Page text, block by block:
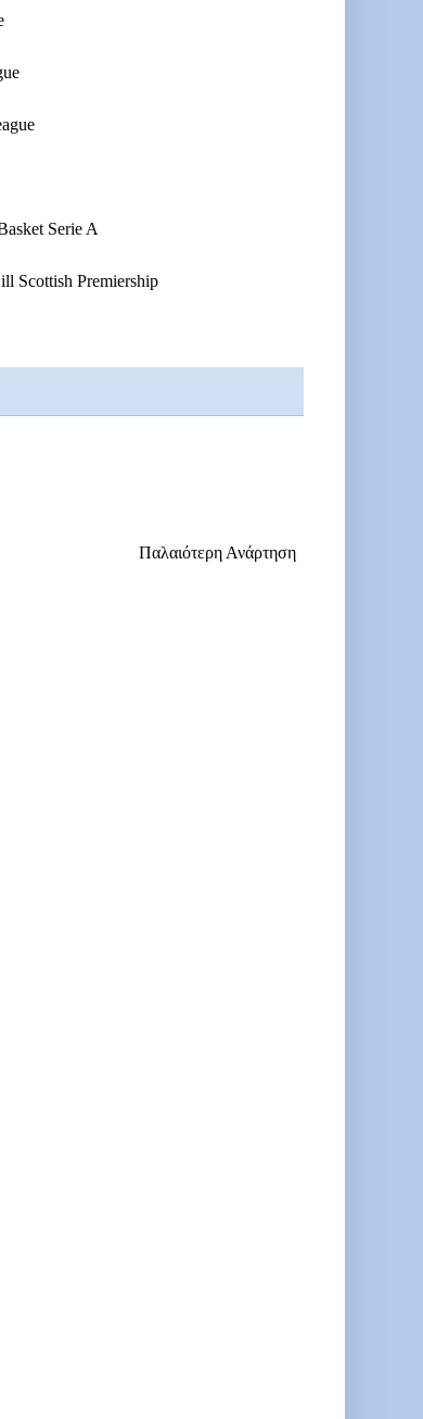
Serie A
Scottish Premiership
Παλαιότερη Ανάρτηση